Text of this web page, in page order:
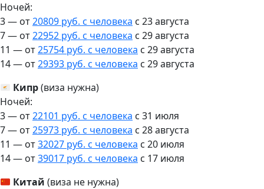
Ночей:
3 — от20809 руб. с человека c 23 августа
7 — от22952 руб. с человека c 29 августа
11 — от25754 руб. с человека c 29 августа
14 — от29393 руб. с человека c 29 августа
Кипр(виза нужна)
Ночей:
3 — от22101 руб. с человека c 31 июля
7 — от25973 руб. с человека c 28 августа
11 — от32027 руб. с человека c 20 июля
14 — от39017 руб. с человека c 17 июля
Китай (виза не нужна)